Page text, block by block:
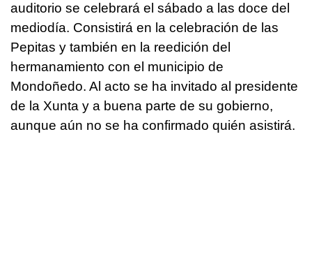
auditorio se celebrará el sábado a las doce del
mediodía. Consistirá en la celebración de las
Pepitas y también en la reedición del
hermanamiento con el municipio de
Mondoñedo. Al acto se ha invitado al presidente
de la Xunta y a buena parte de su gobierno,
aunque aún no se ha confirmado quién asistirá.